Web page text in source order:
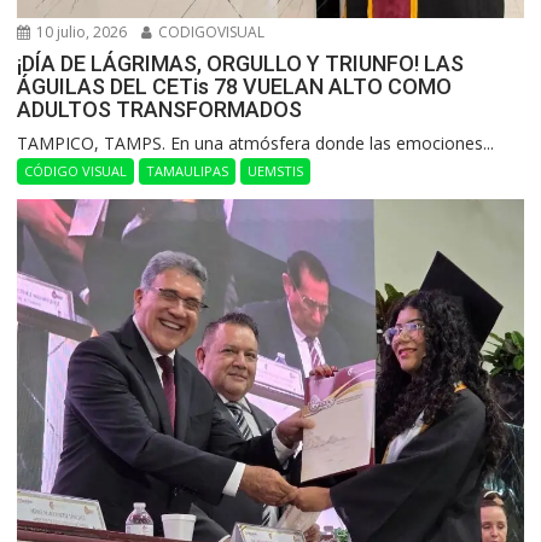
10 julio, 2026 CODIGOVISUAL
¡DÍA DE LÁGRIMAS, ORGULLO Y TRIUNFO! LAS
ÁGUILAS DEL CETis 78 VUELAN ALTO COMO
ADULTOS TRANSFORMADOS
​TAMPICO, TAMPS. En una atmósfera donde las emociones...
CÓDIGO VISUAL TAMAULIPAS UEMSTIS